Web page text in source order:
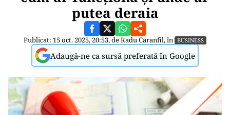
putea deraia
Publicat: 15 oct. 2025, 20:53, deRadu Caranfil, în BUSINESS
Adaugă-ne ca sursă preferată în Google